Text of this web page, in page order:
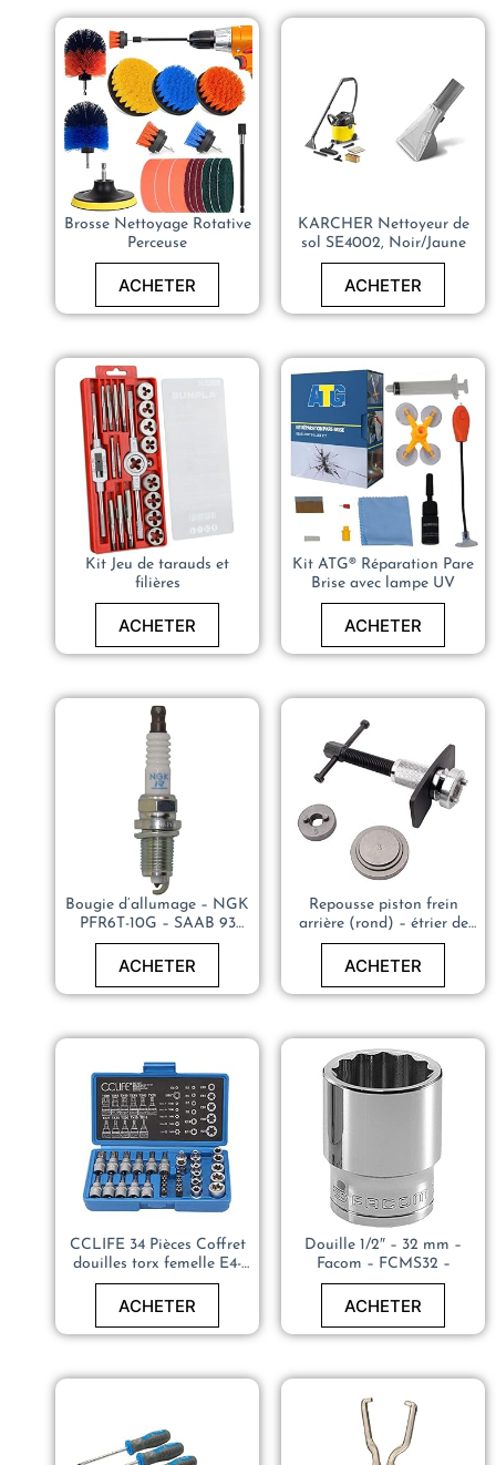
Brosse Nettoyage Rotative
Perceuse
ACHETER
KARCHER Nettoyeur de
sol SE4002, Noir/Jaune
ACHETER
Kit Jeu de tarauds et
filières
ACHETER
Kit ATG® Réparation Pare
Brise avec lampe UV
ACHETER
Bougie d’allumage – NGK
PFR6T-10G – SAAB 93
(YS3F) – 12787099
ACHETER
Repousse piston frein
arrière (rond) – étrier de
frein auto – CCLIFE
ACHETER
CCLIFE 34 Pièces Coffret
douilles torx femelle E4-
E20, Embout torx étoilé
profil T10-T60 en Acier S2,
V Matériau
ACHETER
Douille 1/2″ – 32 mm –
Facom – FCMS32 –
ACHETER